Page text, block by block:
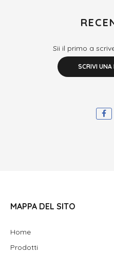
Sii il primo a
SCRIVI UNA
MAPPA DEL SITO
Home
Prodotti